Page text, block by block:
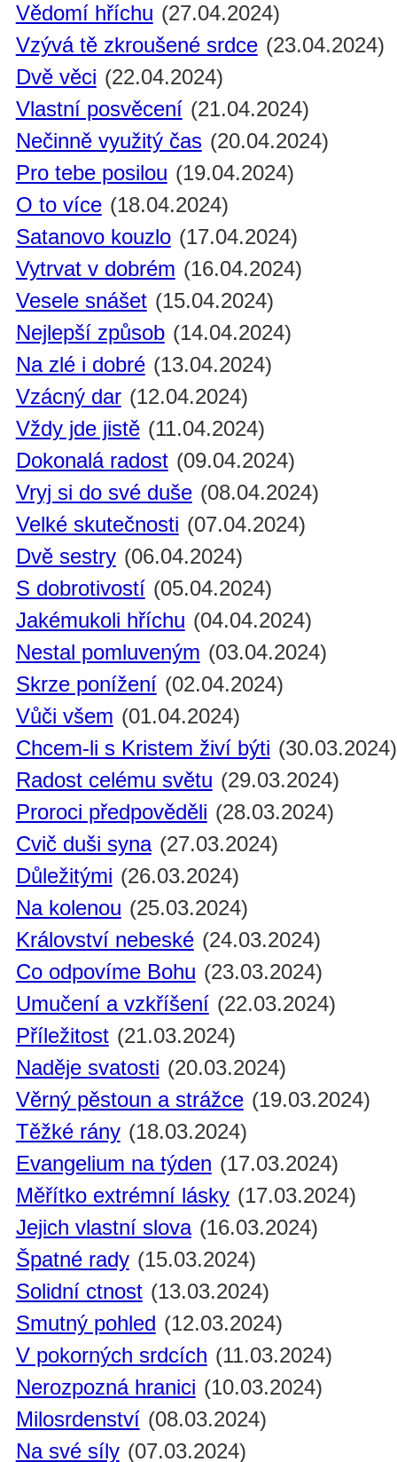
Vědomí hříchu (27.04.2024)
Vzývá tě zkroušené srdce (23.04.2024)
Dvě věci (22.04.2024)
Vlastní posvěcení (21.04.2024)
Nečinně využitý čas (20.04.2024)
Pro tebe posilou (19.04.2024)
O to více (18.04.2024)
Satanovo kouzlo (17.04.2024)
Vytrvat v dobrém (16.04.2024)
Vesele snášet (15.04.2024)
Nejlepší způsob (14.04.2024)
Na zlé i dobré (13.04.2024)
Vzácný dar (12.04.2024)
Vždy jde jistě (11.04.2024)
Dokonalá radost (09.04.2024)
Vryj si do své duše (08.04.2024)
Velké skutečnosti (07.04.2024)
Dvě sestry (06.04.2024)
S dobrotivostí (05.04.2024)
Jakémukoli hříchu (04.04.2024)
Nestal pomluveným (03.04.2024)
Skrze ponížení (02.04.2024)
Vůči všem (01.04.2024)
Chcem-li s Kristem živí býti (30.03.2024)
Radost celému světu (29.03.2024)
Proroci předpověděli (28.03.2024)
Cvič duši syna (27.03.2024)
Důležitými (26.03.2024)
Na kolenou (25.03.2024)
Království nebeské (24.03.2024)
Co odpovíme Bohu (23.03.2024)
Umučení a vzkříšení (22.03.2024)
Příležitost (21.03.2024)
Naděje svatosti (20.03.2024)
Věrný pěstoun a strážce (19.03.2024)
Těžké rány (18.03.2024)
Evangelium na týden (17.03.2024)
Měřítko extrémní lásky (17.03.2024)
Jejich vlastní slova (16.03.2024)
Špatné rady (15.03.2024)
Solidní ctnost (13.03.2024)
Smutný pohled (12.03.2024)
V pokorných srdcích (11.03.2024)
Nerozpozná hranici (10.03.2024)
Milosrdenství (08.03.2024)
Na své síly (07.03.2024)